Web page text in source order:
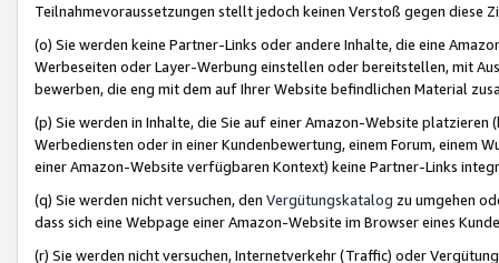
Teilnahmevoraussetzungen stellt jedoch keinen Verstoß gegen diese
(o) Sie werden keine Partner-Links oder andere Inhalte, die eine
Werbeseiten oder Layer-Werbung einstellen oder bereitstellen, mit
bewerben, die eng mit dem auf Ihrer Website befindlichen Material
(p) Sie werden in Inhalte, die Sie auf einer Amazon-Website
Werbediensten oder in einer Kundenbewertung, einem Forum, einem
einer Amazon-Website verfügbaren Kontext) keine Partner-Links
(q) Sie werden nicht versuchen, den Vergütungskatalog zu umgehen
dass sich eine Webpage einer Amazon-Website im Browser eines
(r) Sie werden nicht versuchen, Internetverkehr (Traffic) oder